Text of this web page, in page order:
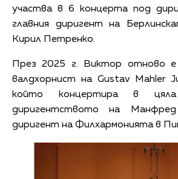
участва в 6 концерта под
главния диригент на
Кирил Петренко.
През 2025 г. Виктор отново е
валдхорнист на Gustav Mahler
който концертира в
диригентството на Манфред
диригент на Филхармонията в